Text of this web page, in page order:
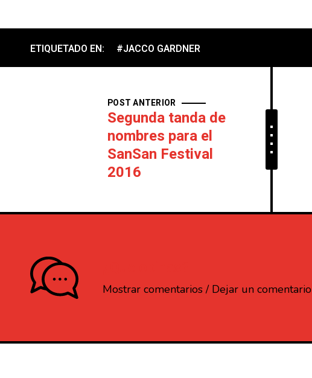
ETIQUETADO EN: #JACCO GARDNER
POST ANTERIOR
Segunda tanda de
nombres para el
SanSan Festival
2016
Mostrar comentarios / Dejar un comentario